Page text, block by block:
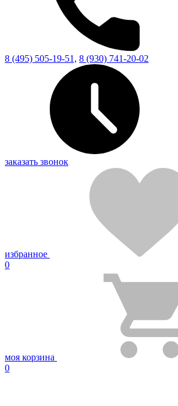
8 (495) 505-19-51, 8 (930) 741-20-02
заказать звонок
избранное
0
моя корзина
0